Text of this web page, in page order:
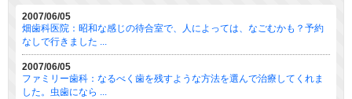
2007/06/05
畑歯科医院：昭和な感じの待合室で、人によっては、なごむかも？予約
なしで行きました ...
2007/06/05
ファミリー歯科：なるべく歯を残すような方法を選んで治療してくれま
した。虫歯になら ...